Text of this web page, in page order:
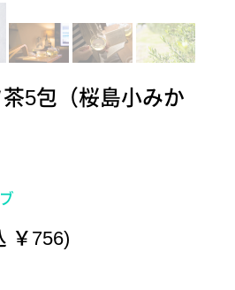
5包（桜島小みか
￥756)